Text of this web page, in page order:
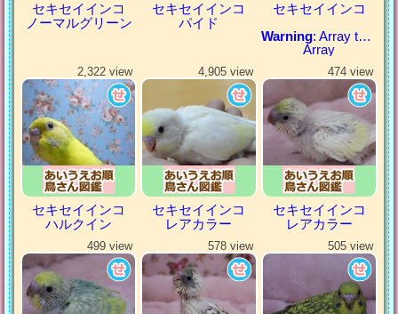
セキセイインコ
ノーマルグリーン
セキセイインコ
パイド
セキセイインコ
Warning: Array to string conversion in
Array
2,322 view
セキセイインコ
ハルクイン
4,905 view
セキセイインコ
レアカラー
474 view
セキセイインコ
レアカラー
499 view 578 view 505 view